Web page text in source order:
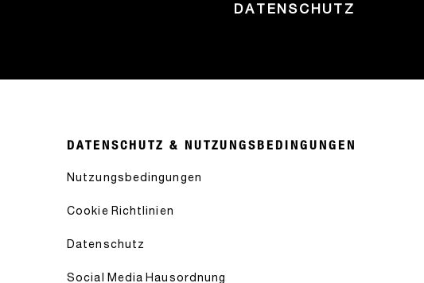
DATENSCHUTZ
DATENSCHUTZ & NUTZUNGSBEDINGUNGEN
Nutzungsbedingungen
Cookie Richtlinien
Datenschutz
Social Media Hausordnung